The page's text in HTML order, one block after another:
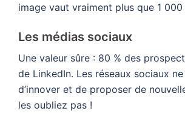
image vaut vraiment plus que 1
Les médias sociaux
Une valeur sûre : 80 % des
de LinkedIn. Les réseaux sociaux
d’innover et de proposer de
les oubliez pas !